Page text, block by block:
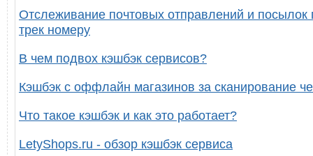
Отслеживание почтовых отправлений и посылок
трек номеру
В чем подвох кэшбэк сервисов?
Кэшбэк с оффлайн магазинов за сканирование
Что такое кэшбэк и как это работает?
LetyShops.ru - обзор кэшбэк сервиса